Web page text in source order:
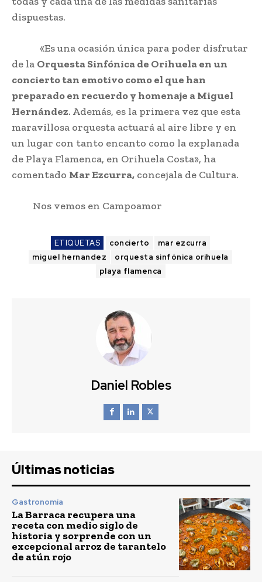
dispuestas.
«Es una ocasión única para poder disfrutar
de la Orquesta Sinfónica de Orihuela en un
concierto tan emotivo como el que han
preparado en recuerdo y homenaje a Miguel
Hernández. Además, es la primera vez que esta
maravillosa orquesta actuará al aire libre y en
un lugar con tanto encanto como la explanada
de Playa Flamenca, en Orihuela Costa», ha
comentado Mar Ezcurra, concejala de Cultura.
Nos vemos en Campoamor
ETIQUETAS concierto
mar ezcurra
miguel hernandez
orquesta sinfónica orihuela
playa flamenca
Daniel Robles
Últimas noticias
Gastronomía
La Barraca recupera una
receta con medio siglo de
historia y sorprende con un
excepcional arroz de tarantelo
de atún rojo